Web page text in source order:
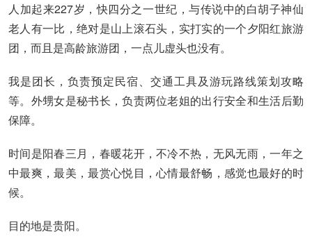
人加起来227岁，快四分之一世纪，与传说中的白胡子神仙
老人有一比，绝对是山上滚石头，实打实的一个夕阳红旅游
团，而且是高龄旅游团，一点儿虚头也没有。
我是团长，负责预定民宿、交通工具及游玩路线策划攻略
等。外甥女是秘书长，负责两位老姐的出行安全和生活后勤
保障。
时间是阳春三月，春暖花开，不冷不热，无风无雨，一年之
中最爽，最美，最赏心悦目，心情最舒畅，感觉也最好的时
候。
目的地是贵阳。